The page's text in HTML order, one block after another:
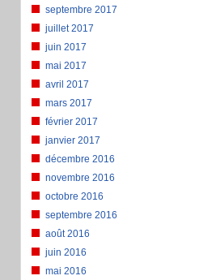
septembre 2017
juillet 2017
juin 2017
mai 2017
avril 2017
mars 2017
février 2017
janvier 2017
décembre 2016
novembre 2016
octobre 2016
septembre 2016
août 2016
juin 2016
mai 2016